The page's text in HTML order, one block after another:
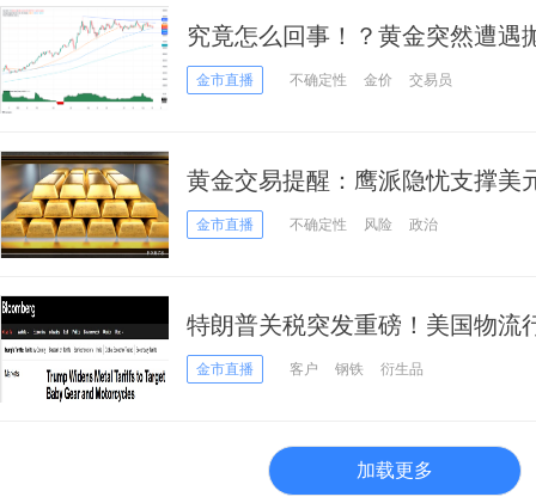
究竟怎么回事！？黄金突然遭遇
下来如何交易？
金市直播 不确定性 金价 交易员
黄金交易提醒：鹰派隐忧支撑美
线，关注美联储会议纪要
金市直播 不确定性 风险 政治
特朗普关税突发重磅！美国物流
然扩大金属关税
金市直播 客户 钢铁 衍生品
加载更多